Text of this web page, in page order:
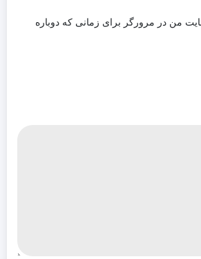
من در مرورگر برای زمانی که دوباره